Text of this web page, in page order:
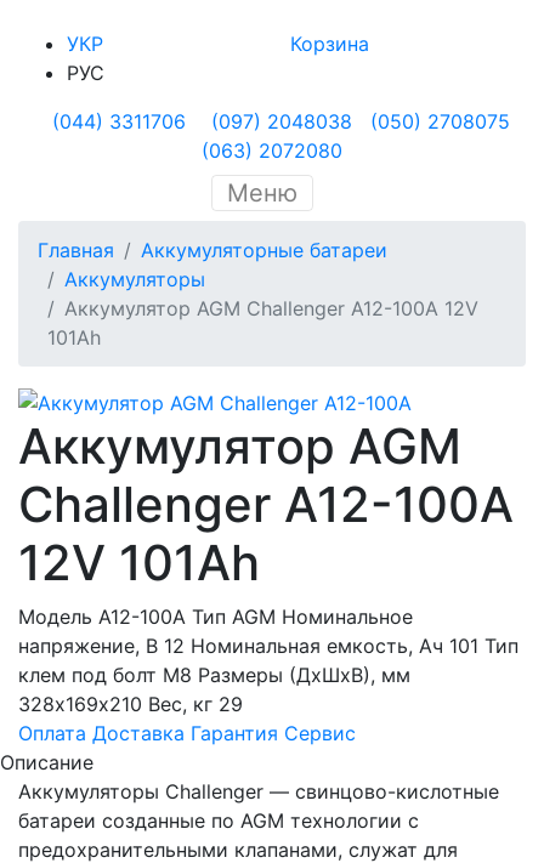
УКР
РУС
Корзина
(044) 3311706 (097) 2048038
(050) 2708075
(063) 2072080
Меню
Главная
Аккумуляторные батареи
Аккумуляторы
Аккумулятор AGM Challenger A12-100A 12V
101Ah
Аккумулятор AGM
Challenger A12-100A
12V 101Ah
Модель A12-100A Тип AGM Номинальное
напряжение, В 12 Номинальная емкость, Ач 101 Тип
клем под болт М8 Размеры (ДхШхВ), мм
328х169х210 Вес, кг 29
Оплата Доставка Гарантия Сервис
Описание
Аккумуляторы Challenger — свинцово-кислотные
батареи созданные по AGM технологии с
предохранительными клапанами, служат для